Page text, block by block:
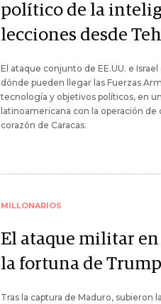
político de la
lecciones desde
El ataque conjunto de EE.UU. e
dónde pueden llegar las Fuerzas
tecnología y objetivos políticos, en
latinoamericana con la operación
corazón de Caracas.
MILLONARIOS
El ataque militar
la fortuna de
Tras la captura de Maduro, subieron